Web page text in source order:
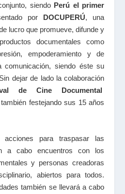
siendo Perú el primer
por DOCUPERÚ, una
lucro que promueve, difunde y
documentales como
empoderamiento y de
comunicación, siendo éste su
dejar de lado la colaboración
de Cine Documental
festejando sus 15 años
para traspasar las
a cabo encuentros con los
y personas creadoras
abiertos para todos.
también se llevará a cabo